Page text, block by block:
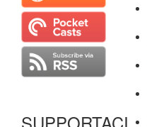
SUPPORTACI